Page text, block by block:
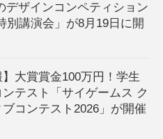
デザインコンペティション
別講演会」が8月19日に開
】大賞賞金100万円！学生
テスト「サイゲームス ク
ブコンテスト2026」が開催